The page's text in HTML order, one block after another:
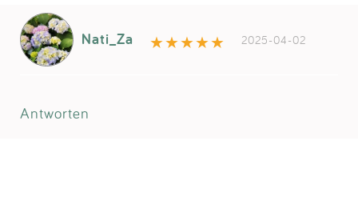
Nati_Za 2025-04-02
Antworten